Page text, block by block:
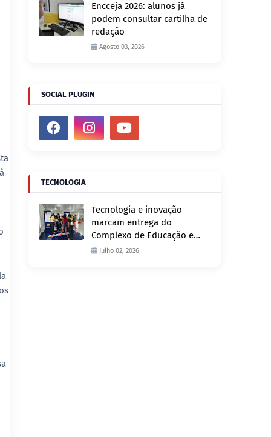
Encceja 2026: alunos já
podem consultar cartilha de
redação
Agosto 03, 2026
SOCIAL PLUGIN
TECNOLOGIA
Tecnologia e inovação
marcam entrega do
Complexo de Educação e
Fiscalização de Trânsito
Julho 02, 2026